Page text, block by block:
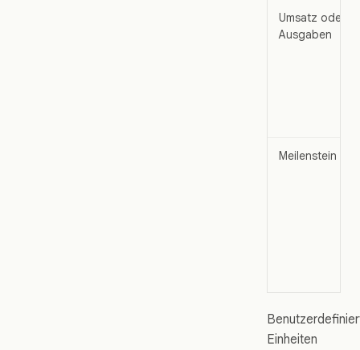
Umsatz oder
Ausgaben
Meilenstein
Einheiten